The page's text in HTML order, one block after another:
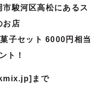
駿河区高松にあるス
お店
子セット 6000円相当
ト！
まで